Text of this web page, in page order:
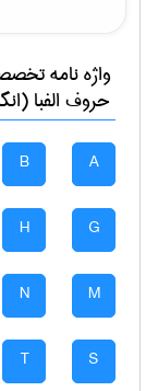
واژه نامه
حروف الفبا
A
B
G
H
M
N
S
T